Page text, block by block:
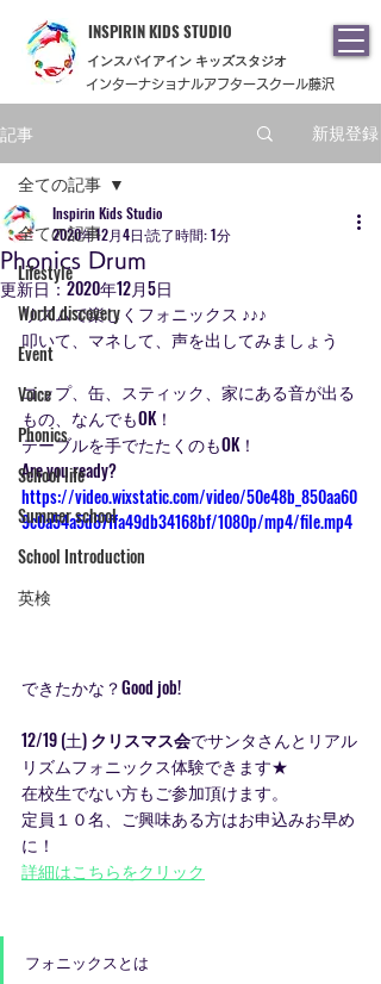
INSPIRIN KIDS STUDIO
​インスパイアイン キッズスタジオ
インターナショナルアフタースクール藤沢
記事 新規登録
全ての記事
Lifestyle
World discovery
Event
Voice
Phonics
School life
Summer school
School Introduction
英検
全ての記事
Phonics Drum
Inspirin Kids Studio
2020年12月4日 読了時間: 1分
更新日：2020年12月5日
リズムで楽しくフォニックス ♪♪♪
叩いて、マネして、声を出してみましょう
コップ、缶、スティック、家にある音が出る
もの、なんでもOK！
テーブルを手でたたくのもOK！
Are you ready?
https://video.wixstatic.com/video/50e48b_850aa60
9c0a54a5d87ffa49db34168bf/1080p/mp4/file.mp4
できたかな？Good job!
12/19 (土) クリスマス会でサンタさんとリアル
リズムフォニックス体験できます★
在校生でない方もご参加頂けます。
定員１０名、ご興味ある方はお申込みお早め
に！
詳細はこちらをクリック
フォニックスとは